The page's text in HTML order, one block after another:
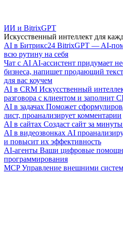
ИИ и BitrixGPT
Искусственный интеллект для
AI в Битрикс24 BitrixGPT — AI-
всю рутину на себя
Чат с AI AI-ассистент придумает
бизнеса, напишет продающий
для вас коучем
AI в CRM Искусственный
разговора с клиентом и заполнит
AI в задачах Поможет
лист, проанализирует комментарии
AI в сайтах Создаст сайт за
AI в видеозвонках AI
и повысит их эффективность
AI-агенты Ваши цифровые
программирования
MCP Управление внешними